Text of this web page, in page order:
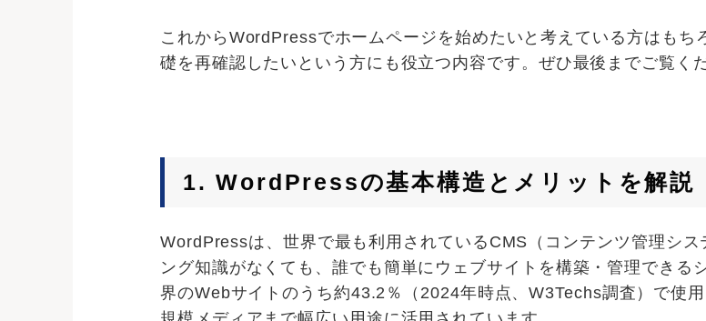
これからWordPressでホームページを始めたいと考えている方はも
礎を再確認したいという方にも役立つ内容です。ぜひ最後までご覧く
1. WordPressの基本構造とメリットを解説
WordPressは、世界で最も利用されているCMS（コンテンツ管理シ
ング知識がなくても、誰でも簡単にウェブサイトを構築・管理でき
界のWebサイトのうち約43.2％（2024年時点、W3Techs調査）で使